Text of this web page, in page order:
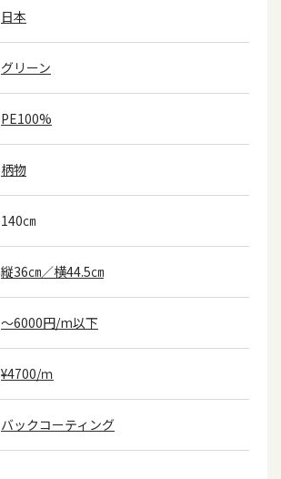
日本
グリーン
PE100%
柄物
140㎝
縦36㎝／横44.5㎝
～6000円/m以下
¥4700/ｍ
バックコーティング